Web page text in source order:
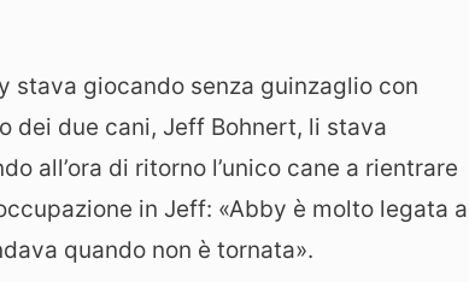
stava giocando senza guinzaglio con
dei due cani, Jeff Bohnert, li stava
all’ora di ritorno l’unico cane a rientrare
in Jeff: «Abby è molto legata a
quando non è tornata».